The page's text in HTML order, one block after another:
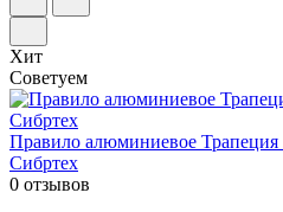
Хит
Советуем
Правило алюминиевое Трапеция
Сибртех
0 отзывов